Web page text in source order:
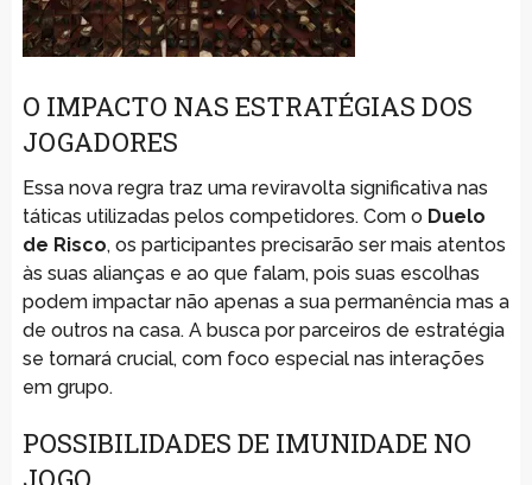
O IMPACTO NAS ESTRATÉGIAS DOS
JOGADORES
Essa nova regra traz uma reviravolta significativa nas
táticas utilizadas pelos competidores. Com o Duelo
de Risco, os participantes precisarão ser mais atentos
às suas alianças e ao que falam, pois suas escolhas
podem impactar não apenas a sua permanência mas a
de outros na casa. A busca por parceiros de estratégia
se tornará crucial, com foco especial nas interações
em grupo.
POSSIBILIDADES DE IMUNIDADE NO
JOGO